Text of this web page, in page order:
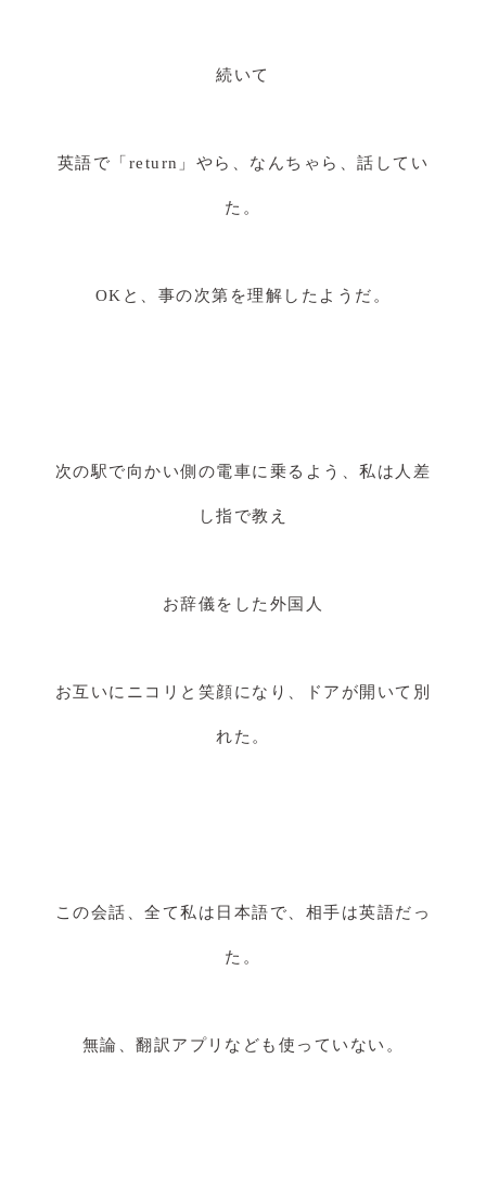
続いて
英語で「return」やら、なんちゃら、話してい
た。
OKと、事の次第を理解したようだ。
次の駅で向かい側の電車に乗るよう、私は人差
し指で教え
お辞儀をした外国人
お互いにニコリと笑顔になり、ドアが開いて別
れた。
この会話、全て私は日本語で、相手は英語だっ
た。
無論、翻訳アプリなども使っていない。